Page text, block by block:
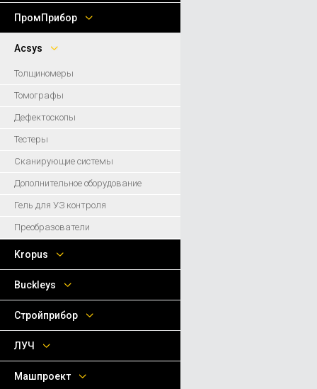
ПромПрибор
Acsys
Толщиномеры
Томографы
Дефектоскопы
Тестеры
Сканирующие системы
Дополнительное оборудование
Гель для УЗ контроля
Преобразователи
Kropus
Buckleys
Стройприбор
ЛУЧ
Машпроект